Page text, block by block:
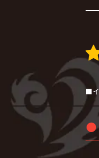
■イ